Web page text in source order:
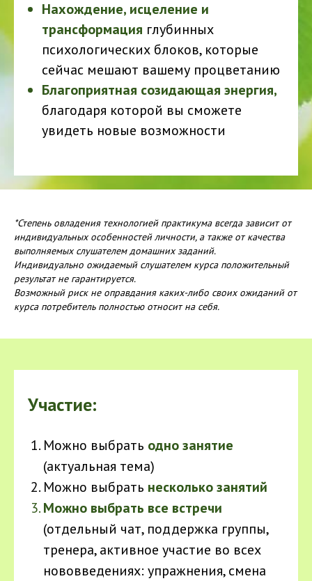
Нахождение, исцеление и
трансформация глубинных
психологических блоков, которые
сейчас мешают вашему процветанию
Благоприятная созидающая энергия,
благодаря которой вы сможете
увидеть новые возможности
*Степень овладения технологией практикума всегда зависит от
индивидуальных особенностей личности, а также от качества
выполняемых слушателем домашних заданий.
Индивидуально ожидаемый слушателем курса положительный
результат не гарантируется.
Возможный риск не оправдания каких-либо своих ожиданий от
курса потребитель полностью относит на себя.
Участие:
Можно выбрать одно занятие
(актуальная тема)
Можно выбрать несколько занятий
Можно выбрать все встречи
(отдельный чат, поддержка группы,
тренера, активное участие во всех
нововведениях: упражнения, смена